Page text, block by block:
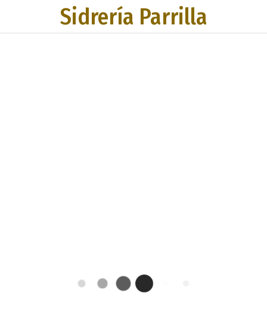
Sidrería Parrilla